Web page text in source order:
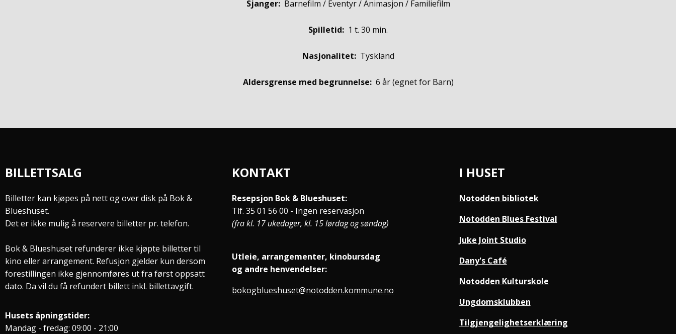
Sjanger: Barnefilm / Eventyr / Animasjon / Familiefilm
Spilletid: 1 t. 30 min.
Nasjonalitet: Tyskland
Aldersgrense med begrunnelse: 6 år (egnet for Barn)
BILLETTSALG
Billetter kan kjøpes på nett og over disk på Bok &
Blueshuset.
Det er ikke mulig å reservere billetter pr. telefon.
Bok & Blueshuset refunderer ikke kjøpte billetter til
kino eller arrangement. Refusjon gjelder kun dersom
forestillingen ikke gjennomføres ut fra først oppsatt
dato. Da vil du få refundert billett inkl. billettavgift.
Husets åpningstider:
Mandag - fredag: 09:00 - 21:00
KONTAKT
Resepsjon Bok & Blueshuset:
Tlf. 35 01 56 00 - Ingen reservasjon
(fra kl. 17 ukedager, kl. 15 lørdag og søndag)
Utleie, arrangementer, kinobursdag
og andre henvendelser:
bokogblueshuset@notodden.kommune.no
I HUSET
Notodden bibliotek
Notodden Blues Festival
Juke Joint Studio
Dany's Café
Notodden Kulturskole
Ungdomsklubben
Tilgjengelighetserklæring